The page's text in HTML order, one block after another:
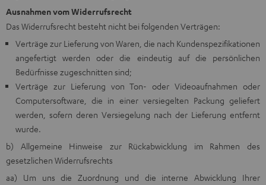
Ausnahmen vom Widerrufsrecht
Das Widerrufsrecht besteht nicht bei folgenden Verträgen:
Verträge zur Lieferung von Waren, die nach Kundenspezifikationen
angefertigt werden oder die eindeutig auf die persönlichen
Bedürfnisse zugeschnitten sind;
Verträge zur Lieferung von Ton- oder Videoaufnahmen oder
Computersoftware, die in einer versiegelten Packung geliefert
werden, sofern deren Versiegelung nach der Lieferung entfernt
wurde.
b) Allgemeine Hinweise zur Rückabwicklung im Rahmen des
gesetzlichen Widerrufsrechts
aa) Um uns die Zuordnung und die interne Abwicklung Ihrer